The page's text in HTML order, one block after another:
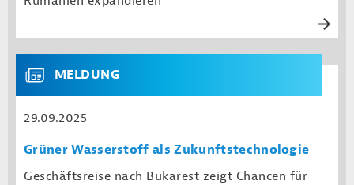
MELDUNG
29.09.2025
Grüner Wasserstoff als Zukunftstechnologie
Geschäftsreise nach Bukarest zeigt Chancen für